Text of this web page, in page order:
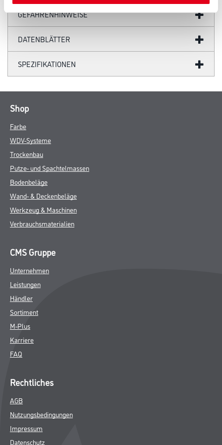
GEFAHRENHINWEISE
DATENBLÄTTER
SPEZIFIKATIONEN
Shop
Farbe
WDV-Systeme
Trockenbau
Putze- und Spachtelmassen
Bodenbeläge
Wand- & Deckenbeläge
Werkzeug & Maschinen
Verbrauchsmaterialien
CMS Gruppe
Unternehmen
Leistungen
Händler
Sortiment
M-Plus
Karriere
FAQ
Rechtliches
AGB
Nutzungsbedingungen
Impressum
Datenschutz